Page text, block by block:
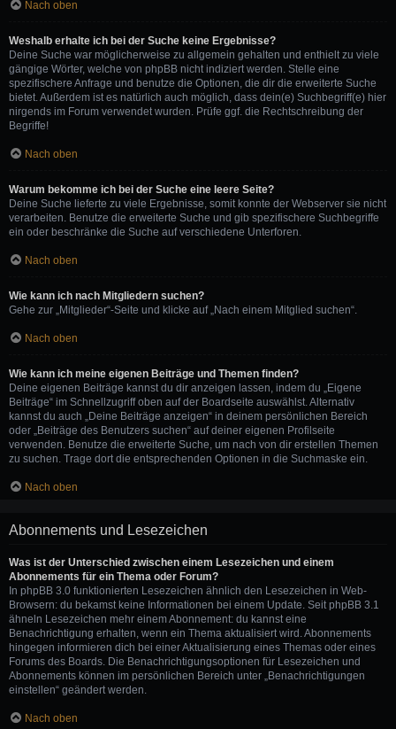
Nach oben
Weshalb erhalte ich bei der Suche keine Ergebnisse?
Deine Suche war möglicherweise zu allgemein gehalten und enthielt zu viele
gängige Wörter, welche von phpBB nicht indiziert werden. Stelle eine
spezifischere Anfrage und benutze die Optionen, die dir die erweiterte Suche
bietet. Außerdem ist es natürlich auch möglich, dass dein(e) Suchbegriff(e) hier
nirgends im Forum verwendet wurden. Prüfe ggf. die Rechtschreibung der
Begriffe!
Nach oben
Warum bekomme ich bei der Suche eine leere Seite?
Deine Suche lieferte zu viele Ergebnisse, somit konnte der Webserver sie nicht
verarbeiten. Benutze die erweiterte Suche und gib spezifischere Suchbegriffe
ein oder beschränke die Suche auf verschiedene Unterforen.
Nach oben
Wie kann ich nach Mitgliedern suchen?
Gehe zur „Mitglieder“-Seite und klicke auf „Nach einem Mitglied suchen“.
Nach oben
Wie kann ich meine eigenen Beiträge und Themen finden?
Deine eigenen Beiträge kannst du dir anzeigen lassen, indem du „Eigene
Beiträge“ im Schnellzugriff oben auf der Boardseite auswählst. Alternativ
kannst du auch „Deine Beiträge anzeigen“ in deinem persönlichen Bereich
oder „Beiträge des Benutzers suchen“ auf deiner eigenen Profilseite
verwenden. Benutze die erweiterte Suche, um nach von dir erstellen Themen
zu suchen. Trage dort die entsprechenden Optionen in die Suchmaske ein.
Nach oben
Abonnements und Lesezeichen
Was ist der Unterschied zwischen einem Lesezeichen und einem
Abonnements für ein Thema oder Forum?
In phpBB 3.0 funktionierten Lesezeichen ähnlich den Lesezeichen in Web-
Browsern: du bekamst keine Informationen bei einem Update. Seit phpBB 3.1
ähneln Lesezeichen mehr einem Abonnement: du kannst eine
Benachrichtigung erhalten, wenn ein Thema aktualisiert wird. Abonnements
hingegen informieren dich bei einer Aktualisierung eines Themas oder eines
Forums des Boards. Die Benachrichtigungsoptionen für Lesezeichen und
Abonnements können im persönlichen Bereich unter „Benachrichtigungen
einstellen“ geändert werden.
Nach oben